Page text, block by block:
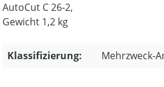
AutoCut C 26-2,
Gewicht 1,2 kg
Klassifizierung: Mehrzweck-